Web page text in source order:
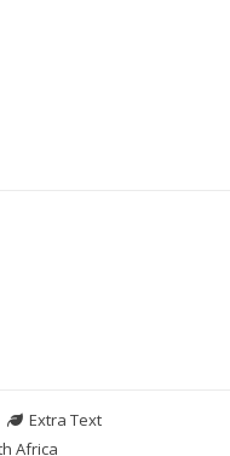
Extra Text
Africa